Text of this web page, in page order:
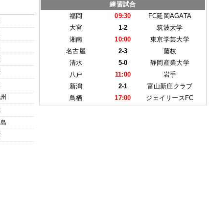
練習試合
福岡
09:30
FC延岡AGATA
大宮
1-2
筑波大学
湘南
10:00
東京学芸大学
名古屋
2-3
藤枝
清水
5-0
静岡産業大学
八戸
11:00
岩手
新潟
2-1
富山新庄クラブ
鳥栖
17:00 ジェイリースFC